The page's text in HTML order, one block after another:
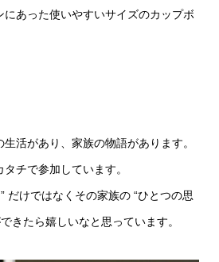
にあった使いやすいサイズのカップボ
活があり、家族の物語があります。
チで参加しています。
だけではなくその家族の “ひとつの思
きたら嬉しいなと思っています。